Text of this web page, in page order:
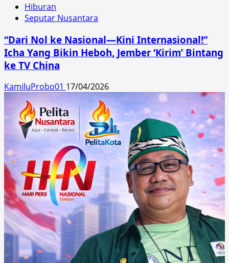
Hiburan
Seputar Nusantara
“Dari Nol ke Nasional—Kini Internasional!”
Icha Yang Bikin Heboh, Jember ‘Kirim’ Bintang
ke TV China
KamiluProbo01 17/04/2026